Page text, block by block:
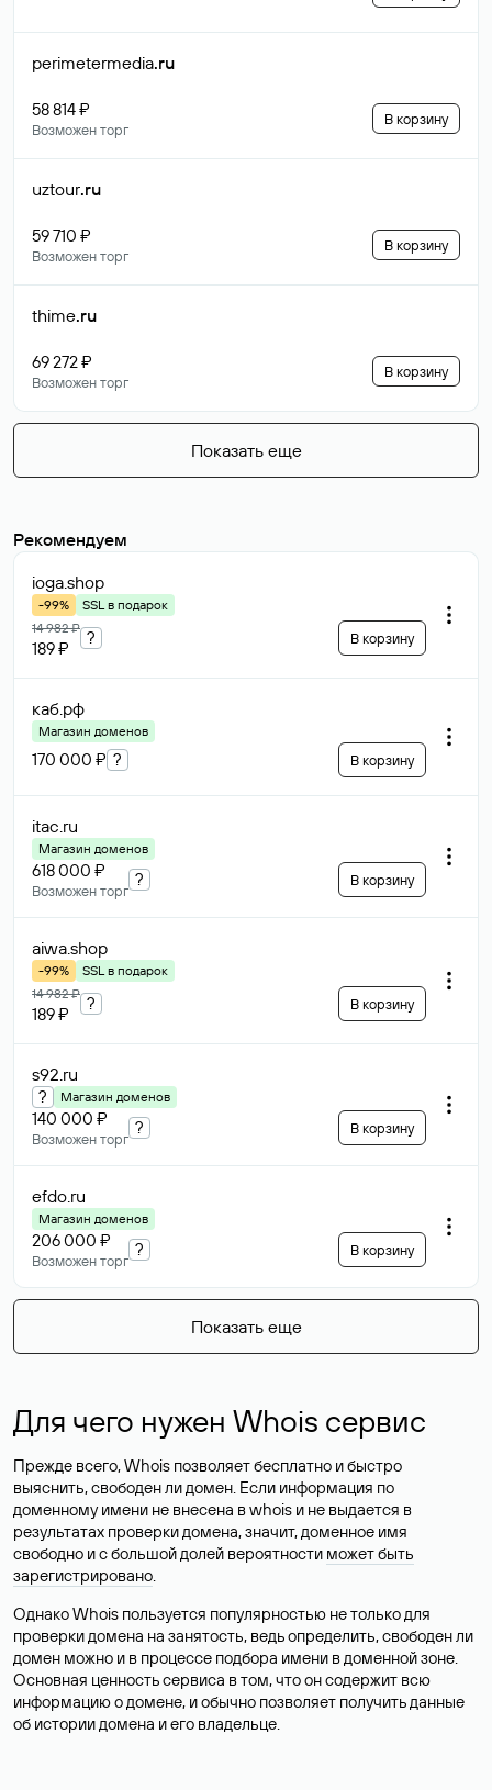
perimetermedia.ru
58 814 ₽
Возможен торг
В корзину
uztour.ru
59 710 ₽
Возможен торг
В корзину
thime.ru
69 272 ₽
Возможен торг
В корзину
Показать еще
Рекомендуем
ioga.shop
-99%
SSL в подарок
14 982 ₽
189 ₽
? В корзину
каб.рф
Магазин доменов
170 000 ₽ ? В корзину
itac.ru
Магазин доменов
618 000 ₽
Возможен торг
? В корзину
aiwa.shop
-99%
SSL в подарок
14 982 ₽
189 ₽
? В корзину
s92.ru
? Магазин доменов
140 000 ₽
Возможен торг
? В корзину
efdo.ru
Магазин доменов
206 000 ₽
Возможен торг
? В корзину
Показать еще
Для чего нужен Whois сервис
Прежде всего, Whois позволяет бесплатно и быстро
выяснить, свободен ли домен. Если информация по
доменному имени не внесена в whois и не выдается в
результатах проверки домена, значит, доменное имя
свободно и с большой долей вероятности может быть
зарегистрировано.
Однако Whois пользуется популярностью не только для
проверки домена на занятость, ведь определить, свободен ли
домен можно и в процессе подбора имени в доменной зоне.
Основная ценность сервиса в том, что он содержит всю
информацию о домене, и обычно позволяет получить данные
об истории домена и его владельце.